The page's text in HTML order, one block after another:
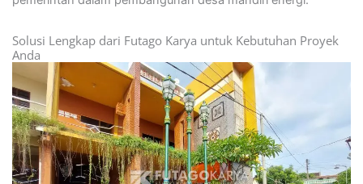
Solusi Lengkap dari Futago Karya untuk Kebutuhan Proyek
Anda